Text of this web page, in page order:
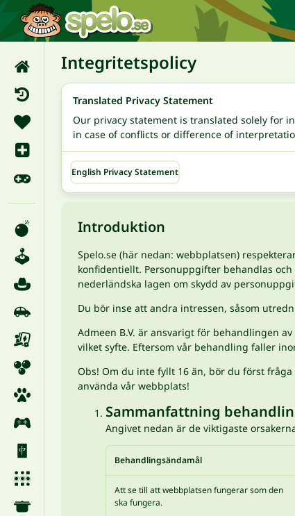
Integritetspolicy
Translated Privacy Statement
Our privacy statement is translated solely for
in case of conflicts or difference of
English Privacy Statement
Introduktion
Spelo.se (här nedan: webbplatsen)
konfidentiellt. Personuppgifter behandlas
nederländska lagen om skydd av
Du bör inse att andra intressen, såsom
Admeen B.V. är ansvarigt för behandlingen
vilket syfte. Eftersom vår behandling faller
Obs! Om du inte fyllt 16 än, bör du först
använda vår webbplats!
Sammanfattning
Angivet nedan är de viktigaste
Behandlingsändamål
Att se till att webbplatsen fungerar som den
ska fungera.